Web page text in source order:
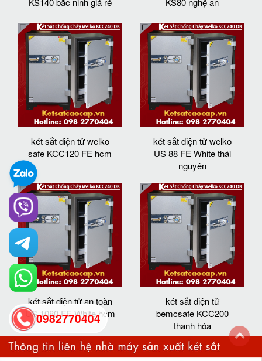
két sắt điện tử welko
safe KCC120 FE hcm
két sắt điện tử welko
US 88 FE White thái
nguyên
két sắt điện tử an toàn
US 1080 FE White hcm
két sắt điện tử
bemcsafe KCC200
thanh hóa
0982770404
back